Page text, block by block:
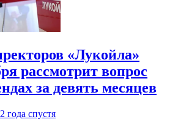
«Лукойла»
рассмотрит вопрос
за девять месяцев
2 года спустя